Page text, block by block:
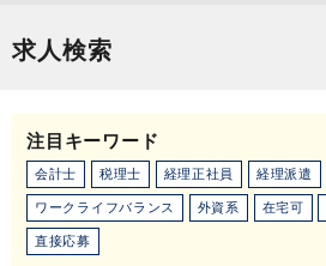
求人検索
注目キーワード
会計士 税理士 経理正社員 経理派遣
ワークライフバランス 外資系 在宅可
直接応募